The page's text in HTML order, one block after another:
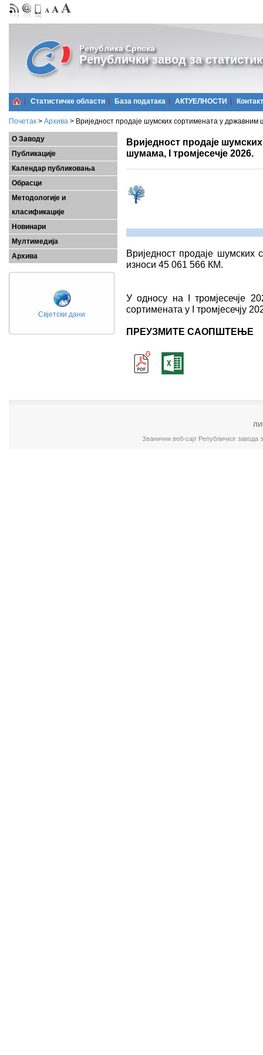
Република Српска
Републички завод за
Статистичке области Базa података АКТУЕЛНОСТИ Контакт
Почетак > Архива > Вриједност продаје шумских сортимената у државним
О Заводу
Публикације
Календар публиковања
Обрасци
Методологије и
класификације
Новинари
Мултимедија
Архива
Свјетски дани
Вриједност продаје
шумама, I тромјесечје 2026.
Вриједност продаје шумских
износи 45 061 566 КМ.
У односу на I тромјесечје
сортимената у I тромјесечју
ПРЕУЗМИТЕ САОПШТЕЊЕ
Званични веб-сајт Републичког